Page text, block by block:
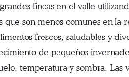
fincas en el valle
son menos comunes en la
frescos, saludables y
de pequeños
temperatura y sombra. Las